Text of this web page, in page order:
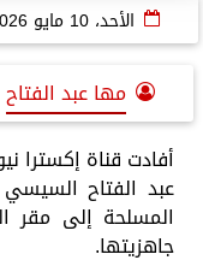
الأحد، 10 مايو 2026
مها عبد الفتاح
أفادت قناة إكسترا
عبد الفتاح
المسلحة إلى مقر
جاهزيتها.